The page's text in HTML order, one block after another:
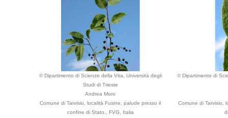
© Dipartimento di Scienze della Vita, Università degli
Studi di Trieste
Andrea Moro
Comune di Tarvisio, località Fusine, palude presso il
confine di Stato., FVG, Italia
© Dipartimento di
Comune di Tarvisio,